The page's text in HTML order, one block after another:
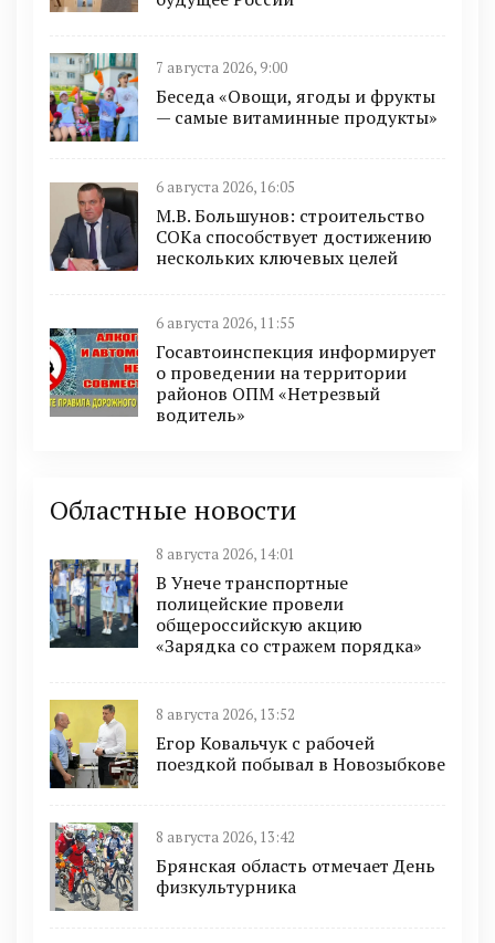
7 августа 2026, 9:00
Беседа «Овощи, ягоды и фрукты
— самые витаминные продукты»
6 августа 2026, 16:05
М.В. Большунов: строительство
СОКа способствует достижению
нескольких ключевых целей
6 августа 2026, 11:55
Госавтоинспекция информирует
о проведении на территории
районов ОПМ «Нетрезвый
водитель»
Областные новости
8 августа 2026, 14:01
В Унече транспортные
полицейские провели
общероссийскую акцию
«Зарядка со стражем порядка»
8 августа 2026, 13:52
Егор Ковальчук с рабочей
поездкой побывал в Новозыбкове
8 августа 2026, 13:42
Брянская область отмечает День
физкультурника